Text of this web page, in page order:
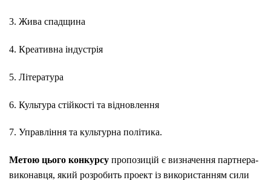
3. Жива спадщина
4. Креативна індустрія
5. Література
6. Культура стійкості та відновлення
7. Управління та культурна політика.
Метою цього конкурсу пропозицій є визначення партнера-
виконавця, який розробить проект із використанням сили